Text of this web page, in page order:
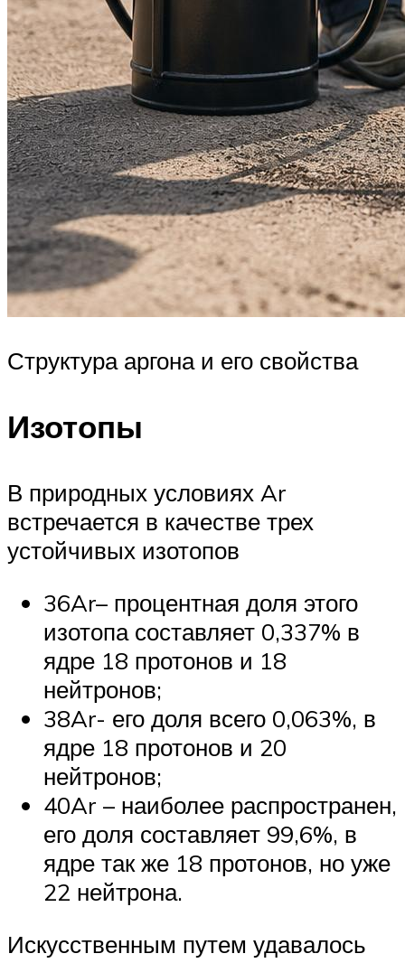
Структура аргона и его свойства
Изотопы
В природных условиях Ar
встречается в качестве трех
устойчивых изотопов
36Ar– процентная доля этого
изотопа составляет 0,337% в
ядре 18 протонов и 18
нейтронов;
38Ar- его доля всего 0,063%, в
ядре 18 протонов и 20
нейтронов;
40Ar – наиболее распространен,
его доля составляет 99,6%, в
ядре так же 18 протонов, но уже
22 нейтрона.
Искусственным путем удавалось